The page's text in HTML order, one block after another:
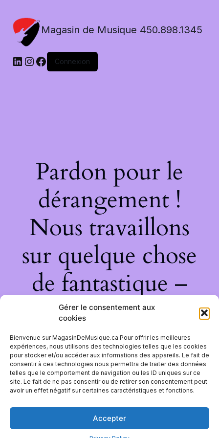
Gérer le consentement aux
cookies
Bienvenue sur MagasinDeMusique.ca Pour offrir les meilleures
expériences, nous utilisons des technologies telles que les cookies
pour stocker et/ou accéder aux informations des appareils. Le fait de
consentir à ces technologies nous permettra de traiter des données
telles que le comportement de navigation ou les ID uniques sur ce
site. Le fait de ne pas consentir ou de retirer son consentement peut
avoir un effet négatif sur certaines caractéristiques et fonctions.
Accepter
Magasin de Musique 450.898.1345
LinkedIn
Instagram
Facebook
Connexion
Pardon pour le
dérangement !
Nous travaillons
sur quelque chose
de fantastique –
revenez bientôt !